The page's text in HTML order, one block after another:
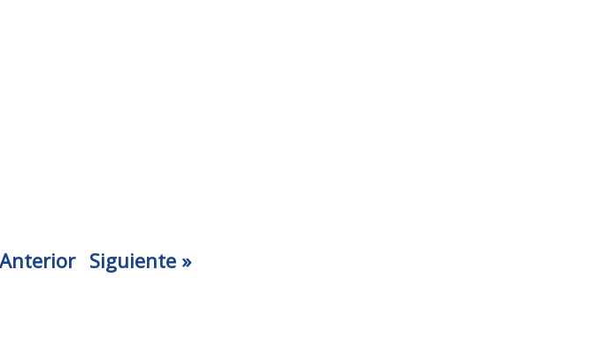
Siguiente »